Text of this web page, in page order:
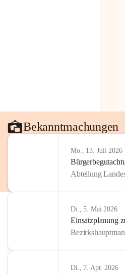
Bekanntmachungen
Mo., 13. Juli 2026
Abteilung
Di., 5. Mai 2026
Einsatzplanung
Di., 7. Apr. 2026